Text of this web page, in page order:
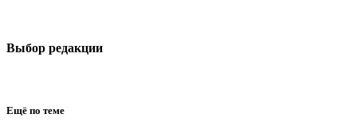
Выбор редакции
Ещё по теме